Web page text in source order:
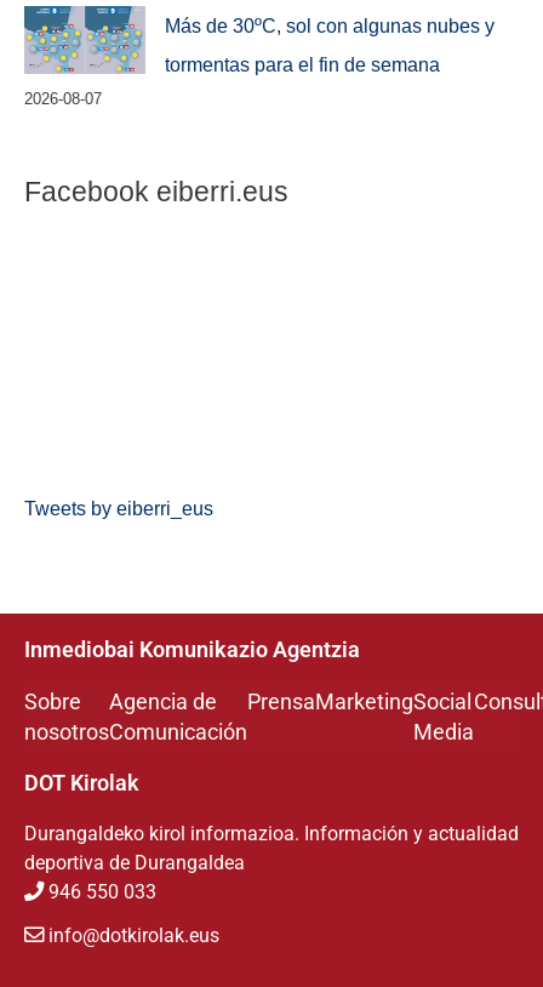
Más de 30ºC, sol con algunas nubes y
tormentas para el fin de semana
2026-08-07
Facebook eiberri.eus
Tweets by eiberri_eus
Inmediobai Komunikazio Agentzia
Sobre
nosotros
Agencia de
Comunicación
PrensaMarketingSocial
Media
DOT Kirolak
Durangaldeko kirol informazioa. Información y actualidad
deportiva de Durangaldea
946 550 033
info@dotkirolak.eus